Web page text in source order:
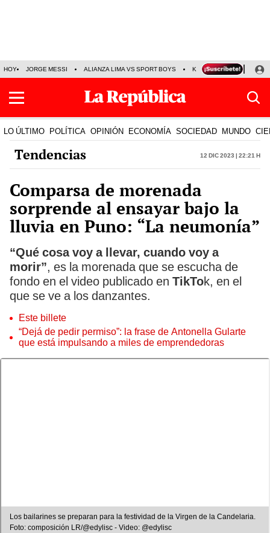
HOY JORGE MESSI ALIANZA LIMA VS SPORT BOYS KENJI FUJIMORI
LO ÚLTIMO POLÍTICA OPINIÓN ECONOMÍA SOCIEDAD MUNDO
Tendencias 12 Dic 2023 | 22:21 h
Comparsa de morenada
sorprende al ensayar bajo la
lluvia en Puno: “La neumonía”
“Qué cosa voy a llevar, cuando voy a
morir”, es la morenada que se escucha de
fondo en el video publicado en TikTok, en el
que se ve a los danzantes.
Este billete
“Dejá de pedir permiso”: la frase de Antonella Gularte
que está impulsando a miles de emprendedoras
Los bailarines se preparan para la festividad de la Virgen de la Candelaria.
Foto: composición LR/@edylisc - Video: @edylisc